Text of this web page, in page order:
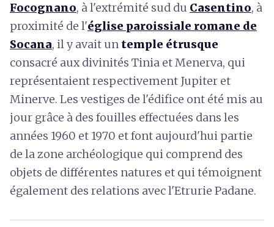
Focognano, à l'extrémité sud du Casentino, à
proximité de l'église paroissiale romane de
Socana, il y avait un temple étrusque
consacré aux divinités Tinia et Menerva, qui
représentaient respectivement Jupiter et
Minerve. Les vestiges de l'édifice ont été mis au
jour grâce à des fouilles effectuées dans les
années 1960 et 1970 et font aujourd'hui partie
de la zone archéologique qui comprend des
objets de différentes natures et qui témoignent
également des relations avec l'Etrurie Padane.